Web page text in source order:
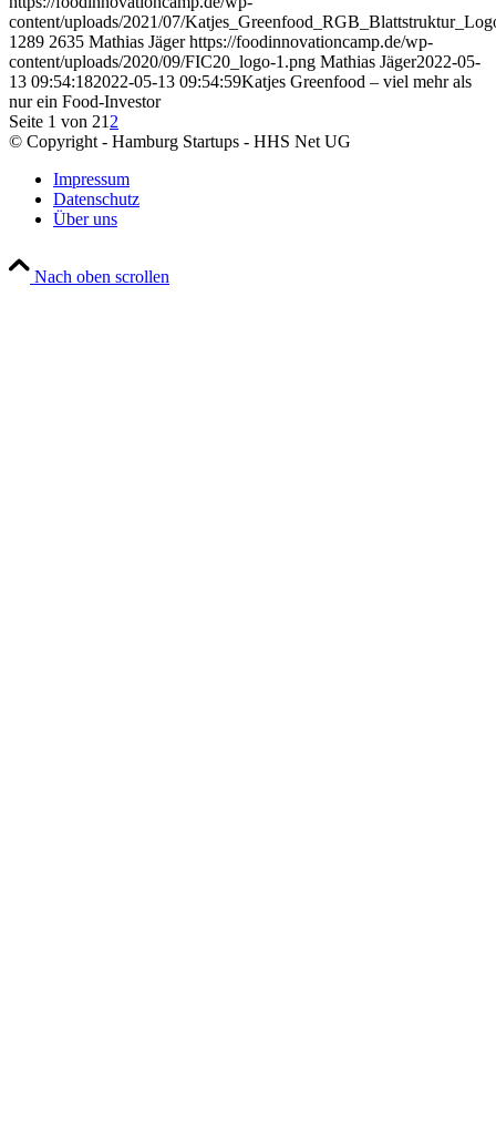
content/uploads/2021/07/
1289 2635 Mathias Jäger https://foodinnovationcamp.de/wp-
content/uploads/2020/09/FIC20_logo-1.png Mathias Jäger2022-05-
13 09:54:182022-05-13 09:54:59Katjes Greenfood – viel mehr als
nur ein Food-Investor
Seite 1 von 21 2
© Copyright - Hamburg Startups - HHS Net UG
Impressum
Datenschutz
Über uns
Nach oben scrollen